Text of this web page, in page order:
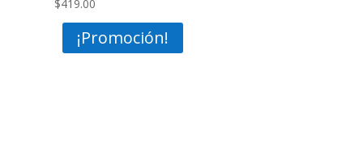
$419.00
¡Promoción!